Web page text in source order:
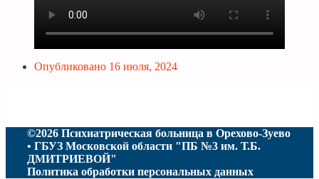
Опубликовано 16 июля, 2024
©2026 Психиатрическая больница в Орехово-Зуево
• ГБУЗ Московской области "ПБ №3 им. Т.Б.
ДМИТРИЕВОЙ"
Политика обработки персональных данных